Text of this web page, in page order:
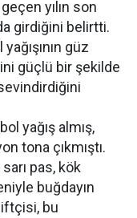
yılın son
girdiğini belirtti.
güz
güçlü bir şekilde
yağış almış,
tona çıkmıştı.
pas, kök
buğdayın
bu